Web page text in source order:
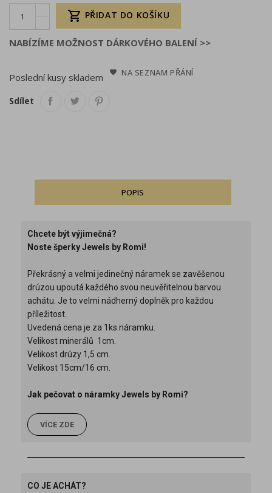
 PŘIDAT DO KOŠÍKU
NABÍZÍME MOŽNOST DÁRKOVÉHO BALENÍ >>
Poslední kusy skladem NA SEZNAM PŘÁNÍ
Sdílet
POPIS
Chcete být výjimečná?
Noste šperky Jewels by Romi!
Překrásný a velmi jedinečný náramek se zavěšenou
drúzou upoutá každého svou neuvěřitelnou barvou
achátu. Je to velmi nádherný doplněk pro každou
příležitost.
Uvedená cena je za 1ks náramku.
Velikost minerálů 1cm.
Velikost drúzy 1,5 cm.
Velikost 15cm/16 cm.
Jak pečovat o náramky Jewels by Romi?
VÍCE ZDE
CO JE ACHÁT?